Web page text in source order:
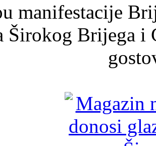
manifestacije
Širokog Brijega